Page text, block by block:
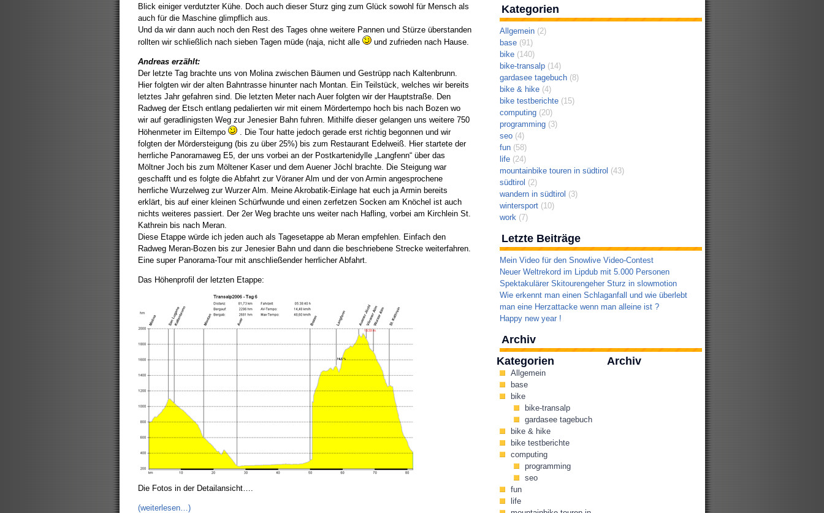
Blick einiger verdutzter Kühe. Doch auch dieser Sturz ging zum Glück sowohl für Mensch als
auch für die Maschine glimpflich aus.
Und da wir dann auch noch den Rest des Tages ohne weitere Pannen und Stürze überstanden
rollten wir schließlich nach sieben Tagen müde (naja, nicht alle
und zufrieden nach Hause.
Andreas erzählt:
Der letzte Tag brachte uns von Molina zwischen Bäumen und Gestrüpp nach Kaltenbrunn.
Hier folgten wir der alten Bahntrasse hinunter nach Montan. Ein Teilstück, welches wir bereits
letztes Jahr gefahren sind. Die letzten Meter nach Auer folgten wir der Hauptstraße. Den
Radweg der Etsch entlang pedalierten wir mit einem Mördertempo hoch bis nach Bozen wo
wir auf geradlinigsten Weg zur Jenesier Bahn fuhren. Mithilfe dieser gelangen uns weitere 750
Höhenmeter im Eiltempo
. Die Tour hatte jedoch gerade erst richtig begonnen und wir
folgten der Mördersteigung (bis zu über 25%) bis zum Restaurant Edelweiß. Hier startete der
herrliche Panoramaweg E5, der uns vorbei an der Postkartenidylle „Langfenn“ über das
Möltner Joch bis zum Möltener Kaser und dem Auener Jöchl brachte. Die Steigung war
geschafft und es folgte die Abfahrt zur Vöraner Alm und der von Armin angesprochene
herrliche Wurzelweg zur Wurzer Alm. Meine Akrobatik-Einlage hat euch ja Armin bereits
erklärt, bis auf einer kleinen Schürfwunde und einen zerfetzen Socken am Knöchel ist auch
nichts weiteres passiert. Der 2er Weg brachte uns weiter nach Hafling, vorbei am Kirchlein St.
Kathrein bis nach Meran.
Diese Etappe würde ich jeden auch als Tagesetappe ab Meran empfehlen. Einfach den
Radweg Meran-Bozen bis zur Jenesier Bahn und dann die beschriebene Strecke weiterfahren.
Eine super Panorama-Tour mit anschließender herrlicher Abfahrt.
Das Höhenprofil der letzten Etappe:
Die Fotos in der Detailansicht….
(weiterlesen…)
Kategorien
Allgemein(2)
base(91)
bike(140)
bike-transalp(14)
gardasee tagebuch(8)
bike & hike(4)
bike testberichte(15)
computing(20)
programming(3)
seo(4)
fun(58)
life(24)
mountainbike touren in südtirol (43)
südtirol (2)
wandern in südtirol (3)
wintersport(10)
work(7)
Letzte Beiträge
Mein Video für den Snowlive Video-Contest
Neuer Weltrekord im Lipdub mit 5.000 Personen
Spektakulärer Skitourengeher Sturz in slowmotion
Wie erkennt man einen Schlaganfall und wie überlebt
man eine Herzattacke wenn man alleine ist ?
Happy new year !
Archiv
Kategorien
Allgemein
base
bike
bike-transalp
gardasee tagebuch
bike & hike
bike testberichte
computing
programming
seo
fun
life
Archiv